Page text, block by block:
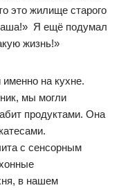
это жилище старого
Я ещё подумал
жизнь!»
на кухне.
мы могли
продуктами. Она
с сенсорным
в нашем